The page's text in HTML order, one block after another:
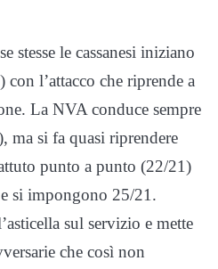
stesse le cassanesi iniziano
l’attacco che riprende a
La NVA conduce sempre
ma si fa quasi riprendere
punto a punto (22/21)
si impongono 25/21.
sul servizio e mette
che così non